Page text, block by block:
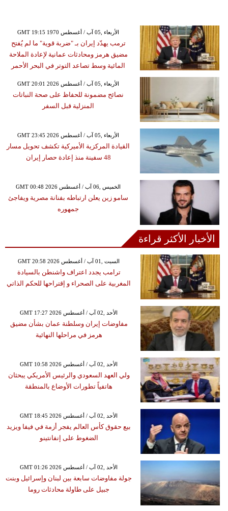
GMT 19:15 1970 الأربعاء ,05 آب / أغسطس
ترمب يهدّد إيران بـ "ضربة قوية" ما لم يُفتح
مضيق هرمز ومحادثات عمانية لإعادة الملاحة
المائية وسط تصاعد التوتر في البحر الأحمر
GMT 20:01 2026 الأربعاء ,05 آب / أغسطس
نصائح مضمونة للحفاظ على صحة النباتات
المنزلية قبل السفر
GMT 23:45 2026 الأربعاء ,05 آب / أغسطس
القيادة المركزية الأميركية تكشف تحويل مسار
48 سفينة منذ إعادة حصار إيران
GMT 00:48 2026 الخميس ,06 آب / أغسطس
سامو زين يعلن ارتباطه بفنانة مصرية ويفاجئ
جمهوره
الأخبار الأكثر قراءة
GMT 20:58 2026 السبت ,01 آب / أغسطس
ترامب يجدد اعتراف واشنطن بالسيادة
المغربية على الصحراء و إقتراحها للحكم الذاتي
GMT 17:27 2026 الأحد ,02 آب / أغسطس
مفاوضات إيران وسلطنة عمان بشأن مضيق
هرمز في مراحلها النهائية
GMT 10:58 2026 الأحد ,02 آب / أغسطس
ولي العهد السعودي والرئيس الأمريكي يبحثان
هاتفياً تطورات الأوضاع بالمنطقة
GMT 18:45 2026 الأحد ,02 آب / أغسطس
بيع حقوق كأس العالم يفجر أزمة في فيفا ويزيد
الضغوط على إنفانتينو
GMT 01:26 2026 الأحد ,02 آب / أغسطس
جولة مفاوضات سابعة بين لبنان وإسرائيل وبنت
جبيل على طاولة محادثات روما